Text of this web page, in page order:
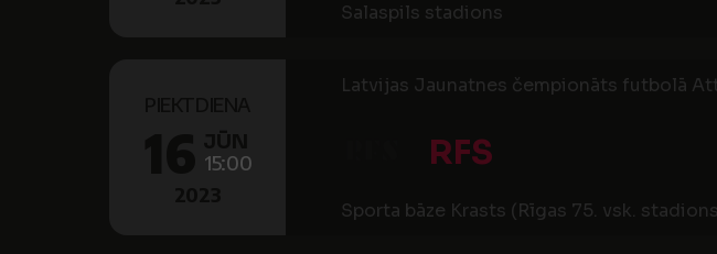
Salaspils stadions
15:00
Latvijas Jaunatnes čempionāts futbolā
RFS
Sporta bāze Krasts (Rīgas 75. vsk.